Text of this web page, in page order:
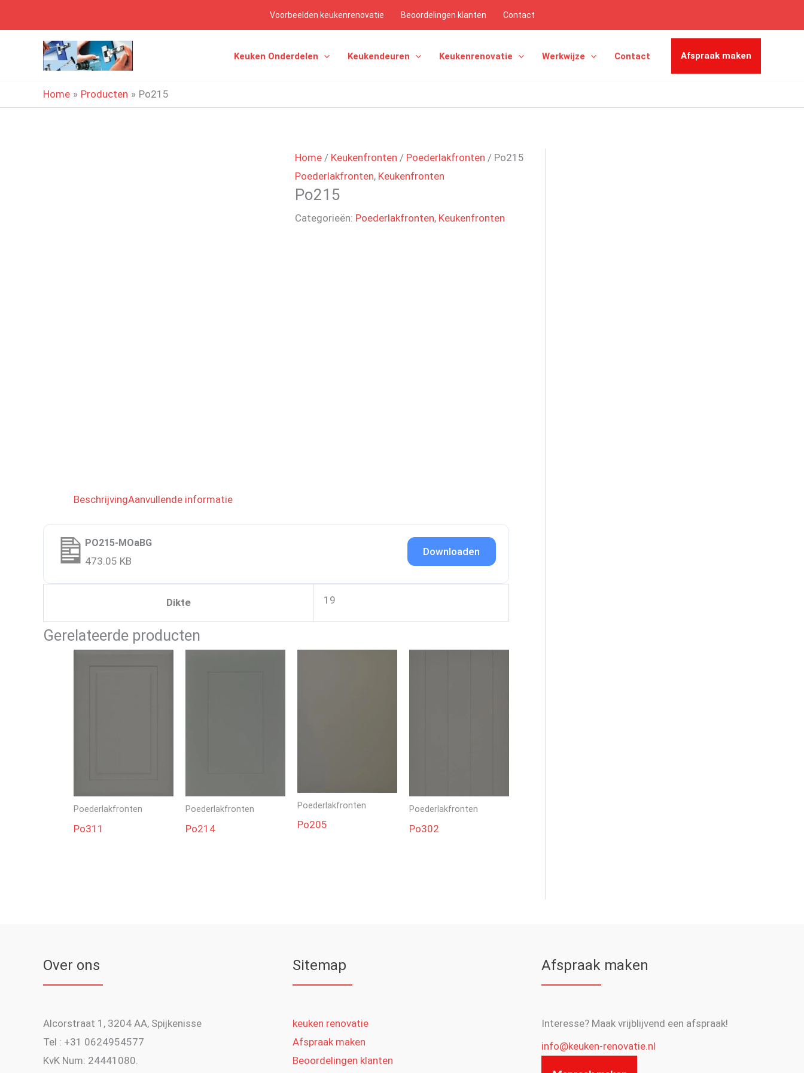
naar
Voorbeelden keukenrenovatie Beoordelingen klanten Contact
Keuken Onderdelen Keukendeuren Keukenrenovatie Werkwijze Contact Afspraak maken
Home Producten Po215
Home/ Keukenfronten / Poederlakfronten / Po215
Poederlakfronten, Keukenfronten
Po215
Categorieën: Poederlakfronten, Keukenfronten
BeschrijvingAanvullende informatie
PO215-MOaBG
473.05 KB
Downloaden
Dikte 19
Gerelateerde producten
Poederlakfronten
Po311
Poederlakfronten
Po214
Poederlakfronten
Po205
Poederlakfronten
Po302
Over ons
Alcorstraat 1, 3204 AA, Spijkenisse
Tel : +31 0624954577
KvK Num: 24441080.
Sitemap
keuken renovatie
Afspraak maken
Beoordelingen klanten
Afspraak maken
Interesse? Maak vrijblijvend een afspraak!
info@keuken-renovatie.nl